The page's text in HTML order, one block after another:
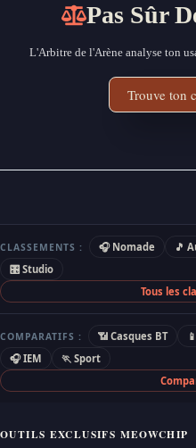
Pas Sûr
L'Arbitre de l'Arène analyse ton
Trouve ton
CLASSEMENTS : 🎧 Nomade 🎵
🎛 Studio
Tous les
COMPARATIFS : 📶 Casques BT
🎧 IEM
🏃 Sport
OUTILS EXCLUSIFS MEOWCHIP